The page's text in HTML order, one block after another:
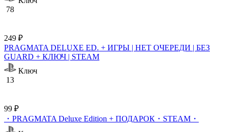
78
249 ₽
PRAGMATA DELUXE ED. + ИГРЫ | НЕТ ОЧЕРЕДИ | БЕЗ
GUARD + КЛЮЧ | STEAM
Ключ
13
99 ₽
・PRAGMATA Deluxe Edition + ПОДАРОК・STEAM・